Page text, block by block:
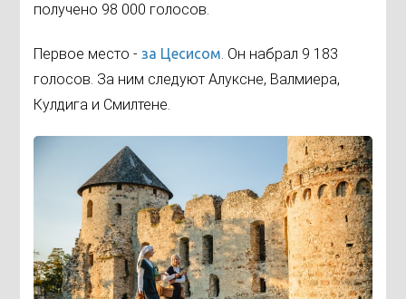
получено 98 000 голосов.
Первое место -за Цесисом. Он набрал 9 183
голосов. За ним следуют Алуксне, Валмиера,
Кулдига и Смилтене.